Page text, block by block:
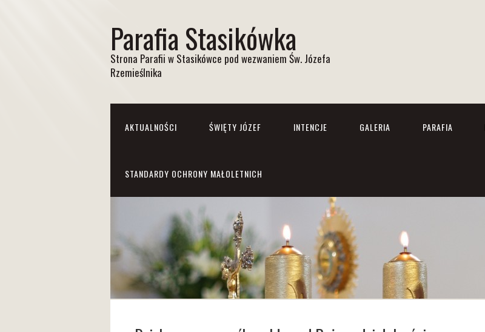
Parafia Stasikówka
Strona Parafii w Stasikówce pod wezwaniem Św. Józefa
Rzemieślnika
AKTUALNOŚCI ŚWIĘTY JÓZEF INTENCJE GALERIA PARAFIA
STANDARDY OCHRONY MAŁOLETNICH